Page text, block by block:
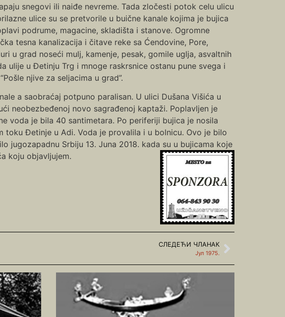
snegovi ili naiđe nevreme. Tada zločesti potok celu ulicu
ulice su se pretvorile u buične kanale kojima je bujica
podrume, magacine, skladišta i stanove. Ogromne
tesna kanalizacija i čitave reke sa Ćendovine, Pore,
u grad noseći mulj, kamenje, pesak, gomile uglja, asvaltnih
ulije u Đetinju Trg i mnoge raskrsnice ostanu pune svega i
njive za seljacima u grad”.
a saobraćaj potpuno paralisan. U ulici Dušana Višića u
neobezbeđenoj novo sagrađenoj kaptaži. Poplavljen je
voda je bila 40 santimetara. Po periferiji bujica je nosila
toku Đetinje u Adi. Voda je provalila i u bolnicu. Ovo je bilo
jugozapadnu Srbiju 13. Juna 2018. kada su u bujicama koje
koju objavljujem.
СЛЕДЕЋИ ЧЛАНАК
Јул 1975.